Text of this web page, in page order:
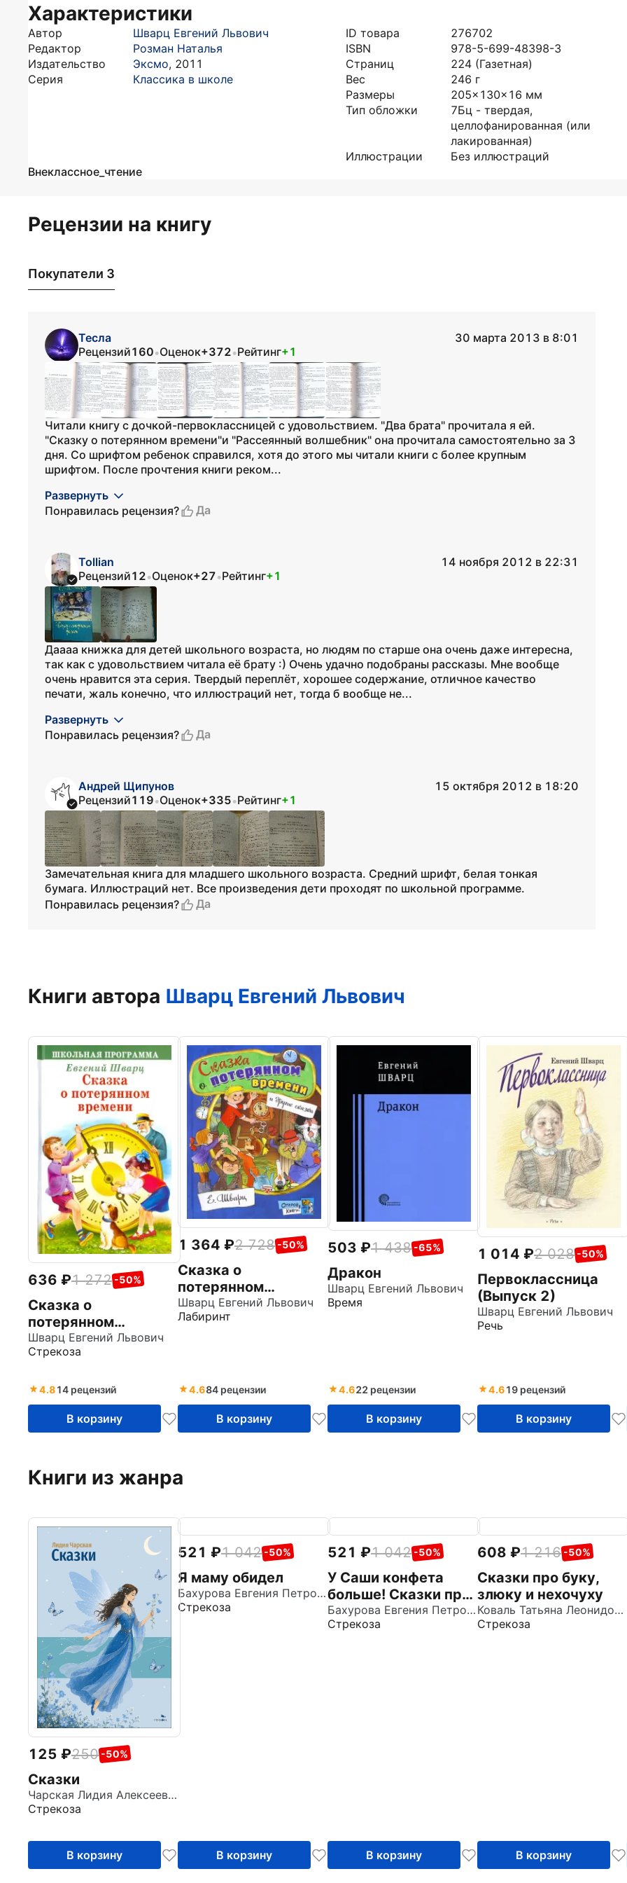
Характеристики
Автор
Шварц Евгений Львович
Редактор
Розман Наталья
Издательство
Эксмо, 2011
Серия
Классика в школе
ID товара
276702
ISBN
978-5-699-48398-3
Страниц
224 (Газетная)
Вес
246 г
Размеры
205x130x16 мм
Тип обложки
7Бц - твердая,
целлофанированная (или
лакированная)
Иллюстрации
Без иллюстраций
Внеклассное_чтение
Рецензии на книгу
Покупатели 3
Тесла
30 марта 2013 в 8:01
Рецензий160•Оценок+372•Рейтинг+1
Читали книгу с дочкой-первоклассницей с удовольствием. "Два брата" прочитала я ей.
"Сказку о потерянном времени"и "Рассеянный волшебник" она прочитала самостоятельно за 3
дня. Со шрифтом ребенок справился, хотя до этого мы читали книги с более крупным
шрифтом. После прочтения книги реком...
Развернуть
Понравилась рецензия?
Да
Tollian
14 ноября 2012 в 22:31
Рецензий12•Оценок+27•Рейтинг+1
Даааа книжка для детей школьного возраста, но людям по старше она очень даже интересна,
так как с удовольствием читала её брату :) Очень удачно подобраны рассказы. Мне вообще
очень нравится эта серия. Твердый переплёт, хорошее содержание, отличное качество
печати, жаль конечно, что иллюстраций нет, тогда б вообще не...
Развернуть
Понравилась рецензия?
Да
Андрей Щипунов
15 октября 2012 в 18:20
Рецензий119•Оценок+335•Рейтинг+1
Замечательная книга для младшего школьного возраста. Средний шрифт, белая тонкая
бумага. Иллюстраций нет. Все произведения дети проходят по школьной программе.
Понравилась рецензия?
Да
Книги автора Шварц Евгений Львович
636 1 272 -50%
Сказка о
потерянном
времени
Шварц Евгений Львович
Стрекоза
4.814 рецензий
В корзину
1 364 2 728 -50%
Сказка о
потерянном
времени
Шварц Евгений Львович
Лабиринт
4.684 рецензии
В корзину
503 1 438 -65%
Дракон
Шварц Евгений Львович
Время
4.622 рецензии
В корзину
1 014 2 028 -50%
Первоклассница
(Выпуск 2)
Шварц Евгений Львович
Речь
4.619 рецензий
В корзину
Книги из жанра
125 250 -50%
Сказки
Чарская Лидия Алексеевна
Стрекоза
В корзину
521 1 042 -50%
Я маму обидел
Бахурова Евгения Петровна
Стрекоза
В корзину
521 1 042 -50%
У Саши конфета
больше! Сказки про
нежадных малышейБахурова Евгения Петровна
Стрекоза
В корзину
608 1 216 -50%
Сказки про буку,
злюку и нехочуху
Коваль Татьяна Леонидовна
Стрекоза
В корзину